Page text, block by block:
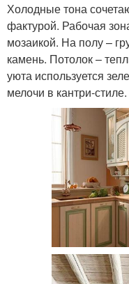
Холодные тона
фактурой. Рабочая
мозаикой. На полу –
камень. Потолок –
уюта используется
мелочи в кантри-стиле.